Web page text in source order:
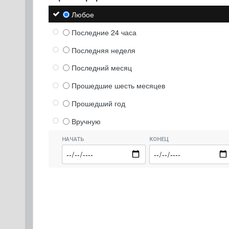
Любое
Последние 24 часа
Последняя неделя
Последний месяц
Прошедшие шесть месяцев
Прошедший год
Вручную
НАЧАТЬ КОНЕЦ